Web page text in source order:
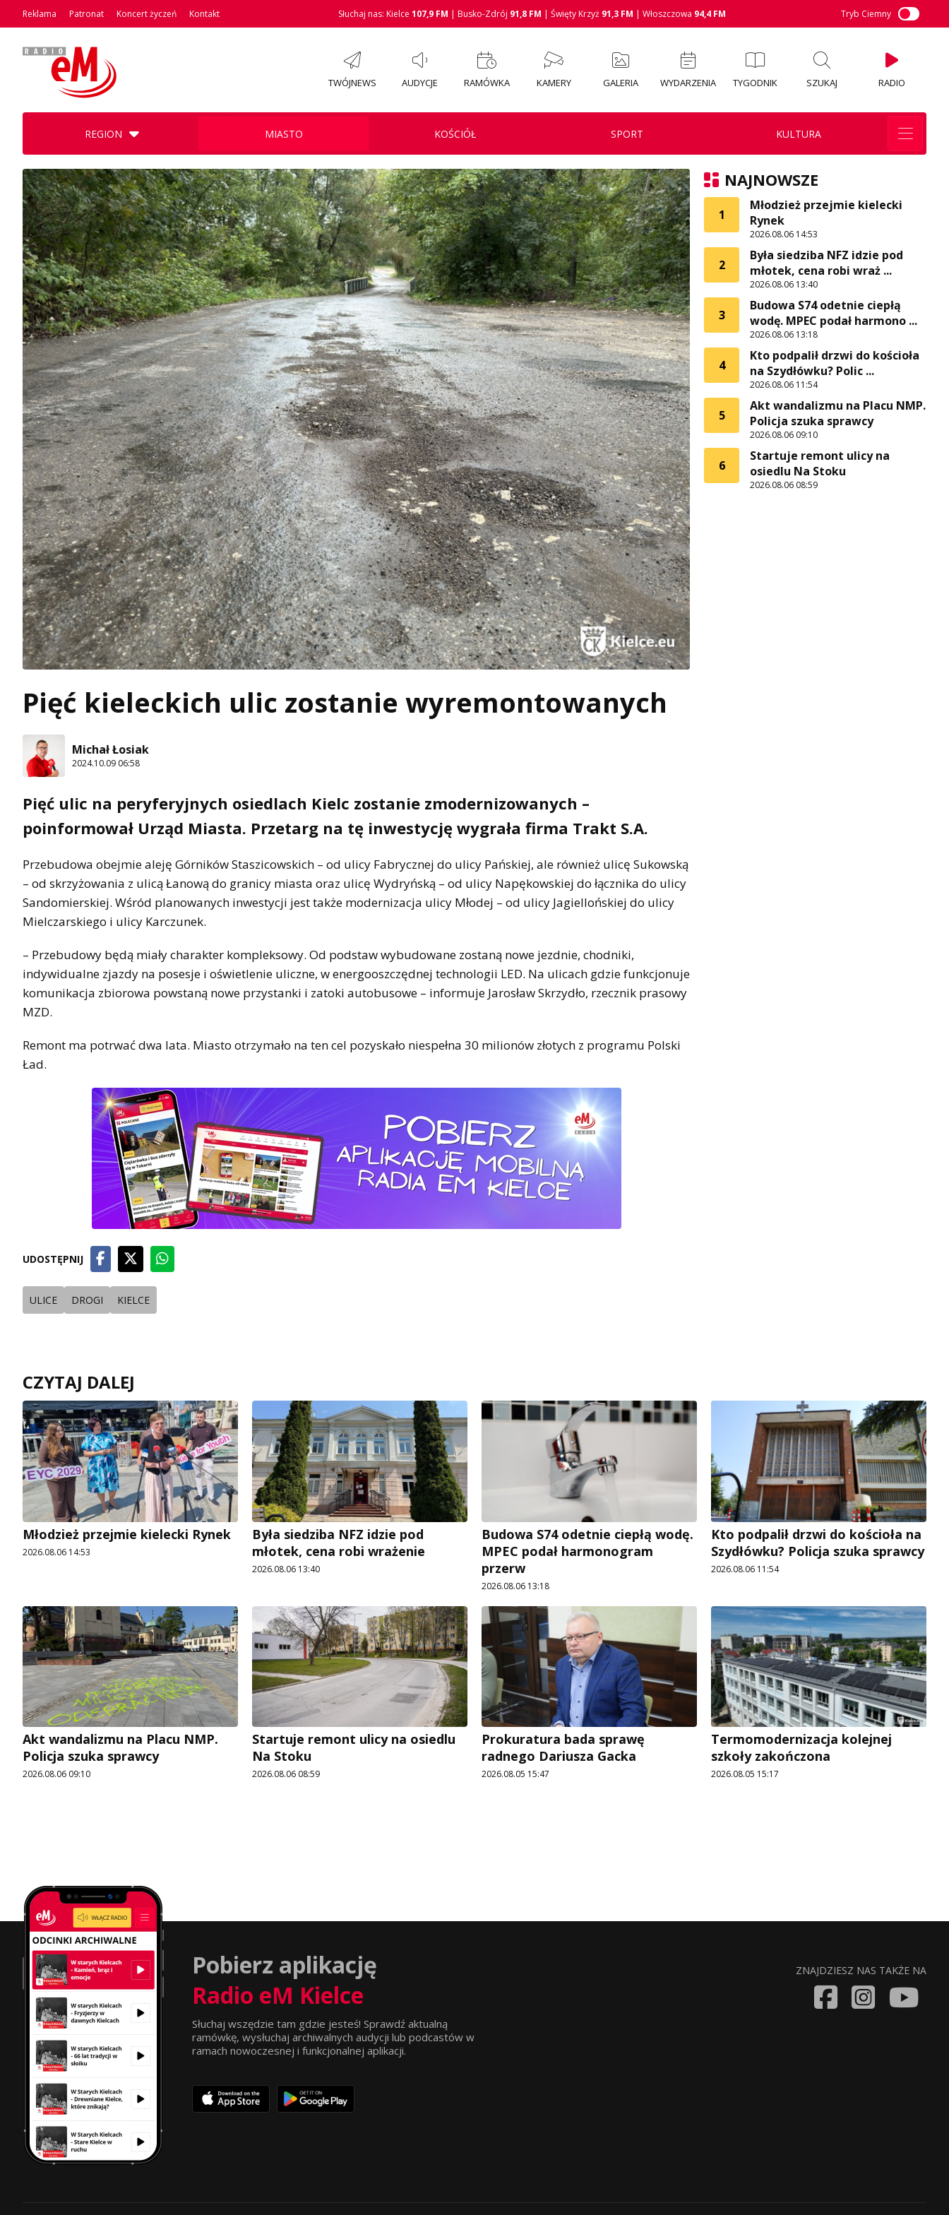
Reklama Patronat Koncert życzeń Kontakt Słuchaj nas: Kielce 107,9 FM | Busko-Zdrój 91,8 FM | Święty Krzyż 91,3 FM | Włoszczowa 94,4 FM Tryb Ciemny
TWÓJNEWS AUDYCJE RAMÓWKA KAMERY GALERIA WYDARZENIA TYGODNIK SZUKAJ RADIO
REGION MIASTO KOŚCIÓŁ SPORT KULTURA
Pięć kieleckich ulic zostanie wyremontowanych
Michał Łosiak
2024.10.09 06:58
Pięć ulic na peryferyjnych osiedlach Kielc zostanie zmodernizowanych –
poinformował Urząd Miasta. Przetarg na tę inwestycję wygrała firma Trakt S.A.
Przebudowa obejmie aleję Górników Staszicowskich – od ulicy Fabrycznej do ulicy Pańskiej, ale również ulicę Sukowską
– od skrzyżowania z ulicą Łanową do granicy miasta oraz ulicę Wydryńską – od ulicy Napękowskiej do łącznika do ulicy
Sandomierskiej. Wśród planowanych inwestycji jest także modernizacja ulicy Młodej – od ulicy Jagiellońskiej do ulicy
Mielczarskiego i ulicy Karczunek.
– Przebudowy będą miały charakter kompleksowy. Od podstaw wybudowane zostaną nowe jezdnie, chodniki,
indywidualne zjazdy na posesje i oświetlenie uliczne, w energooszczędnej technologii LED. Na ulicach gdzie funkcjonuje
komunikacja zbiorowa powstaną nowe przystanki i zatoki autobusowe – informuje Jarosław Skrzydło, rzecznik prasowy
MZD.
Remont ma potrwać dwa lata. Miasto otrzymało na ten cel pozyskało niespełna 30 milionów złotych z programu Polski
Ład.
UDOSTĘPNIJ
ULICE DROGI KIELCE
NAJNOWSZE
1
Młodzież przejmie kielecki
Rynek
2026.08.06 14:53
2
Była siedziba NFZ idzie pod
młotek, cena robi wraż ...
2026.08.06 13:40
3
Budowa S74 odetnie ciepłą
wodę. MPEC podał harmono ...
2026.08.06 13:18
4
Kto podpalił drzwi do kościoła
na Szydłówku? Polic ...
2026.08.06 11:54
5
Akt wandalizmu na Placu NMP.
Policja szuka sprawcy
2026.08.06 09:10
6
Startuje remont ulicy na
osiedlu Na Stoku
2026.08.06 08:59
CZYTAJ DALEJ
Młodzież przejmie kielecki Rynek
2026.08.06 14:53
Była siedziba NFZ idzie pod
młotek, cena robi wrażenie
2026.08.06 13:40
Budowa S74 odetnie ciepłą wodę.
MPEC podał harmonogram
przerw
2026.08.06 13:18
Kto podpalił drzwi do kościoła na
Szydłówku? Policja szuka sprawcy
2026.08.06 11:54
Akt wandalizmu na Placu NMP.
Policja szuka sprawcy
2026.08.06 09:10
Startuje remont ulicy na osiedlu
Na Stoku
2026.08.06 08:59
Prokuratura bada sprawę
radnego Dariusza Gacka
2026.08.05 15:47
Termomodernizacja kolejnej
szkoły zakończona
2026.08.05 15:17
Pobierz aplikację
Radio eM Kielce
Słuchaj wszędzie tam gdzie jesteś! Sprawdź aktualną
ramówkę, wysłuchaj archiwalnych audycji lub podcastów w
ramach nowoczesnej i funkcjonalnej aplikacji.
ZNAJDZIESZ NAS TAKŻE NA